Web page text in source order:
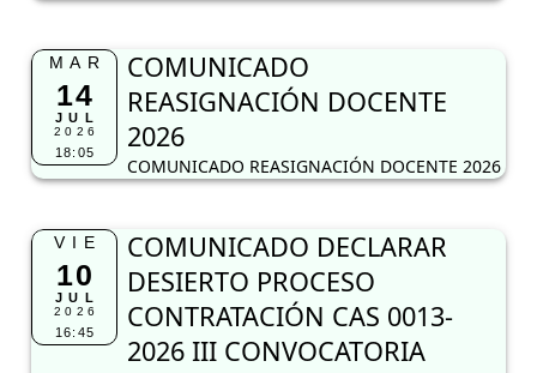
MAR
14
JUL
2026
18:05
COMUNICADO
REASIGNACIÓN DOCENTE
2026
COMUNICADO REASIGNACIÓN DOCENTE 2026
VIE
10
JUL
2026
16:45
COMUNICADO DECLARAR
DESIERTO PROCESO
CONTRATACIÓN CAS 0013-
2026 III CONVOCATORIA